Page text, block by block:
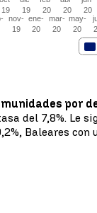
por
del 7,8%. Le
Baleares con